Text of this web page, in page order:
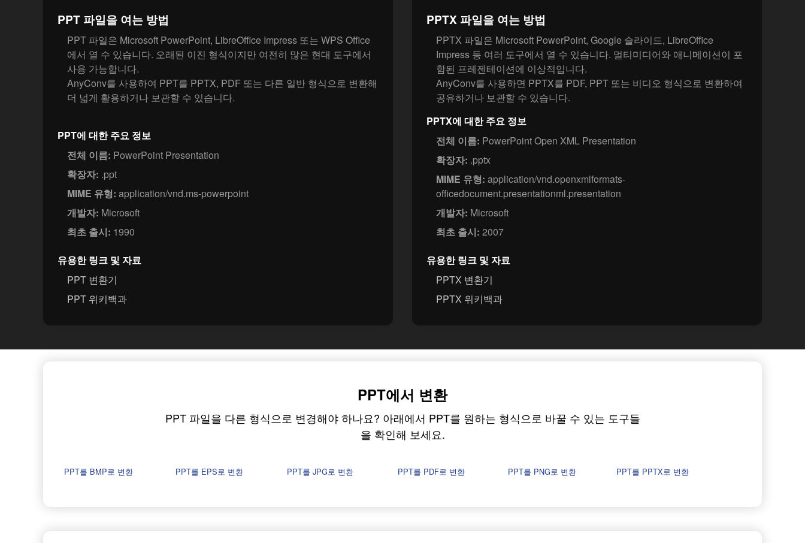
PPT 파일을 여는 방법
PPT 파일은 Microsoft PowerPoint, LibreOffice Impress 또는 WPS Office
에서 열 수 있습니다. 오래된 이진 형식이지만 여전히 많은 현대 도구에서
사용 가능합니다.
AnyConv를 사용하여 PPT를 PPTX, PDF 또는 다른 일반 형식으로 변환해
더 넓게 활용하거나 보관할 수 있습니다.
PPT에 대한 주요 정보
전체 이름: PowerPoint Presentation
확장자: .ppt
MIME 유형: application/vnd.ms-powerpoint
개발자: Microsoft
최초 출시: 1990
유용한 링크 및 자료
PPT 변환기
PPT 위키백과
PPTX 파일을 여는 방법
PPTX 파일은 Microsoft PowerPoint, Google 슬라이드, LibreOffice
Impress 등 여러 도구에서 열 수 있습니다. 멀티미디어와 애니메이션이 포
함된 프레젠테이션에 이상적입니다.
AnyConv를 사용하면 PPTX를 PDF, PPT 또는 비디오 형식으로 변환하여
공유하거나 보관할 수 있습니다.
PPTX에 대한 주요 정보
전체 이름: PowerPoint Open XML Presentation
확장자: .pptx
MIME 유형: application/vnd.openxmlformats-
officedocument.presentationml.presentation
개발자: Microsoft
최초 출시: 2007
유용한 링크 및 자료
PPTX 변환기
PPTX 위키백과
PPT에서 변환
PPT 파일을 다른 형식으로 변경해야 하나요? 아래에서 PPT를 원하는 형식으로 바꿀 수 있는 도구들
을 확인해 보세요.
PPT를 BMP로 변환 PPT를 EPS로 변환 PPT를 JPG로 변환 PPT를 PDF로 변환 PPT를 PNG로 변환 PPT를 PPTX로 변환